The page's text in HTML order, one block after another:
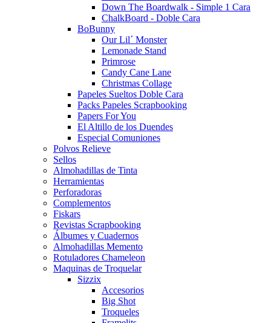
Down The Boardwalk - Simple 1 Cara
ChalkBoard - Doble Cara
BoBunny
Our Lil´ Monster
Lemonade Stand
Primrose
Candy Cane Lane
Christmas Collage
Papeles Sueltos Doble Cara
Packs Papeles Scrapbooking
Papers For You
El Altillo de los Duendes
Especial Comuniones
Polvos Relieve
Sellos
Almohadillas de Tinta
Herramientas
Perforadoras
Complementos
Fiskars
Revistas Scrapbooking
Álbumes y Cuadernos
Almohadillas Memento
Rotuladores Chameleon
Maquinas de Troquelar
Sizzix
Accesorios
Big Shot
Troqueles